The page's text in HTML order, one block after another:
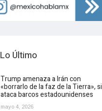
Lo Último
Trump amenaza a Irán con
«borrarlo de la faz de la Tierra», si
ataca barcos estadounidenses
mayo 4, 2026